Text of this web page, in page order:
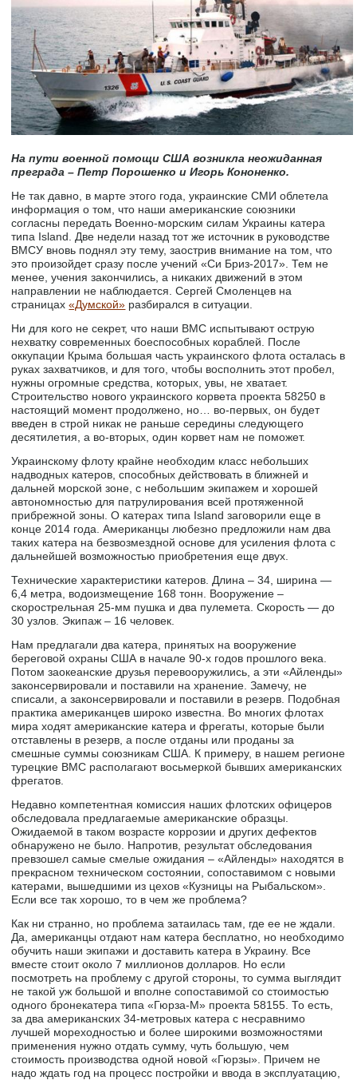
На пути военной помощи США возникла неожиданная
преграда – Петр Порошенко и Игорь Кононенко.
Не так давно, в марте этого года, украинские СМИ облетела
информация о том, что наши американские союзники
согласны передать Военно-морским силам Украины катера
типа Island. Две недели назад тот же источник в руководстве
ВМСУ вновь поднял эту тему, заострив внимание на том, что
это произойдет сразу после учений «Си Бриз-2017». Тем не
менее, учения закончились, а никаких движений в этом
направлении не наблюдается. Сергей Смоленцев на
страницах«Думской» разбирался в ситуации.
Ни для кого не секрет, что наши ВМС испытывают острую
нехватку современных боеспособных кораблей. После
оккупации Крыма большая часть украинского флота осталась в
руках захватчиков, и для того, чтобы восполнить этот пробел,
нужны огромные средства, которых, увы, не хватает.
Строительство нового украинского корвета проекта 58250 в
настоящий момент продолжено, но… во-первых, он будет
введен в строй никак не раньше середины следующего
десятилетия, а во-вторых, один корвет нам не поможет.
Украинскому флоту крайне необходим класс небольших
надводных катеров, способных действовать в ближней и
дальней морской зоне, с небольшим экипажем и хорошей
автономностью для патрулирования всей протяженной
прибрежной зоны. О катерах типа Island заговорили еще в
конце 2014 года. Американцы любезно предложили нам два
таких катера на безвозмездной основе для усиления флота с
дальнейшей возможностью приобретения еще двух.
Технические характеристики катеров. Длина – 34, ширина —
6,4 метра, водоизмещение 168 тонн. Вооружение –
скорострельная 25-мм пушка и два пулемета. Скорость — до
30 узлов. Экипаж – 16 человек.
Нам предлагали два катера, принятых на вооружение
береговой охраны США в начале 90-х годов прошлого века.
Потом заокеанские друзья перевооружились, а эти «Айленды»
законсервировали и поставили на хранение. Замечу, не
списали, а законсервировали и поставили в резерв. Подобная
практика американцев широко известна. Во многих флотах
мира ходят американские катера и фрегаты, которые были
отставлены в резерв, а после отданы или проданы за
смешные суммы союзникам США. К примеру, в нашем регионе
турецкие ВМС располагают восьмеркой бывших американских
фрегатов.
Недавно компетентная комиссия наших флотских офицеров
обследовала предлагаемые американские образцы.
Ожидаемой в таком возрасте коррозии и других дефектов
обнаружено не было. Напротив, результат обследования
превзошел самые смелые ожидания – «Айленды» находятся в
прекрасном техническом состоянии, сопоставимом с новыми
катерами, вышедшими из цехов «Кузницы на Рыбальском».
Если все так хорошо, то в чем же проблема?
Как ни странно, но проблема затаилась там, где ее не ждали.
Да, американцы отдают нам катера бесплатно, но необходимо
обучить наши экипажи и доставить катера в Украину. Все
вместе стоит около 7 миллионов долларов. Но если
посмотреть на проблему с другой стороны, то сумма выглядит
не такой уж большой и вполне сопоставимой со стоимостью
одного бронекатера типа «Гюрза-М» проекта 58155. То есть,
за два американских 34-метровых катера с несравнимо
лучшей мореходностью и более широкими возможностями
применения нужно отдать сумму, чуть большую, чем
стоимость производства одной новой «Гюрзы». Причем не
надо ждать год на процесс постройки и ввода в эксплуатацию,